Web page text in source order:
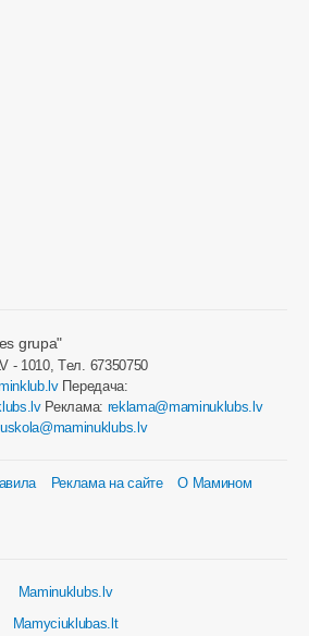
grupa"
- 1010, Tел. 67350750
Передача:
Реклама: reklama@maminuklubs.lv
Реклама на сайте
О Мамином
Maminuklubs.lv
Mamyciuklubas.lt